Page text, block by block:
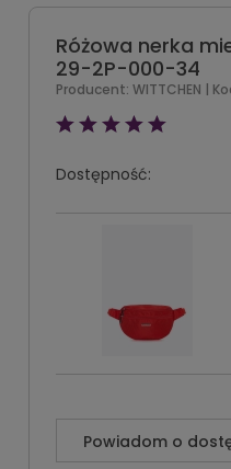
Różowa nerka
29-2P-000-34
Producent: WITTCHEN |
Dostępność:
Powiadom o